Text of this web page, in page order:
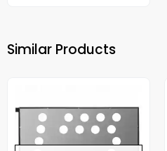
Similar Products